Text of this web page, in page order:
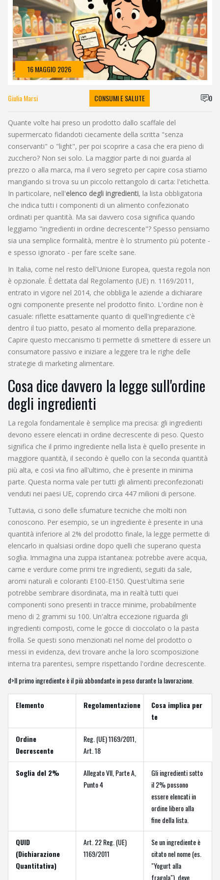
16 MAGGIO 2026
Giulia Marsi CONSUMI E SALUTE 0
Quante volte hai preso un prodotto dallo scaffale del
supermercato fidandoti ciecamente della scritta "senza
conservanti" o "light", per poi scoprire a casa che era pieno di
zucchero? Non sei solo. La maggior parte di noi guarda al
prezzo o alla marca, ma il vero segreto per capire cosa stiamo
mangiando si trova su un piccolo rettangolo di carta: l'etichetta.
In particolare, nell'elenco degli ingredienti, la lista obbligatoria
che indica tutti i componenti di un alimento confezionato
ordinati per quantità. Ma sai davvero cosa significa quando
leggiamo "ingredienti in ordine decrescente"? Spesso pensiamo
sia una semplice formalità, mentre è lo strumento più potente -
e spesso ignorato - per fare scelte sane.
In Italia, come nel resto dell'Unione Europea, questa regola non
è opzionale. È dettata dal Regolamento (UE) n. 1169/2011,
entrato in vigore nel 2014, che obbliga le aziende a dichiarare
ogni componente presente nel prodotto finito. L'ordine non è
casuale: riflette esattamente quanto di quell'ingrediente c'è
dentro il tuo piatto, pesato al momento della preparazione.
Capire questo meccanismo ti permette di smettere di essere un
consumatore passivo e iniziare a leggere tra le righe delle
strategie di marketing alimentare.
Cosa dice davvero la legge sull'ordine
degli ingredienti
La regola fondamentale è semplice ma precisa: gli ingredienti
devono essere elencati in ordine decrescente di peso. Questo
significa che il primo ingrediente nella lista è quello presente in
maggiore quantità, il secondo è quello con la seconda quantità
più alta, e così via fino all'ultimo, che è presente in minima
parte. Questa norma vale per tutti gli alimenti preconfezionati
venduti nei paesi UE, coprendo circa 447 milioni di persone.
Tuttavia, ci sono delle sfumature tecniche che molti non
conoscono. Per esempio, se un ingrediente è presente in una
quantità inferiore al 2% del prodotto finale, la legge permette di
elencarlo in qualsiasi ordine dopo quelli che superano questa
soglia. Immagina una zuppa istantanea: potrebbe avere acqua,
carne e verdure come primi tre ingredienti, seguiti da sale,
aromi naturali e coloranti E100-E150. Quest'ultima serie
potrebbe sembrare disordinata, ma in realtà tutti quei
componenti sono presenti in tracce minime, probabilmente
meno di 2 grammi su 100. Un'altra eccezione riguarda gli
ingredienti composti, come le gocce di cioccolato o la pasta
frolla. Se questi sono menzionati nel nome del prodotto o
messi in evidenza, devi trovare anche la loro scomposizione
interna tra parentesi, sempre rispettando l'ordine decrescente.
d>Il primo ingrediente è il più abbondante in peso durante la lavorazione.
Elemento Regolamentazione
Cosa implica per
te
Ordine
Decrescente
Reg. (UE) 1169/2011,
Art. 18
Soglia del 2%
Allegato VII, Parte A,
Punto 4
Gli ingredienti sotto
il 2% possono
essere elencati in
ordine libero alla
fine della lista.
QUID
(Dichiarazione
Quantitativa)
Art. 22 Reg. (UE)
1169/2011
Se un ingrediente è
citato nel nome (es.
"Yogurt alla
fragola"), deve